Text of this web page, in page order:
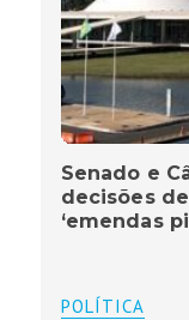
Senado e
decisões
‘emendas
POLÍTICA